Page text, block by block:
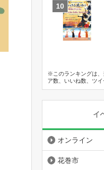
※このランキングは、
ア数、いいね数、ツ
イ
オンライン
花巻市